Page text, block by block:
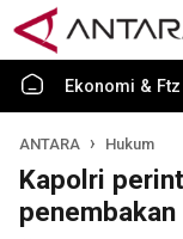
Ekonomi & Ftz
ANTARA Hukum
Kapolri